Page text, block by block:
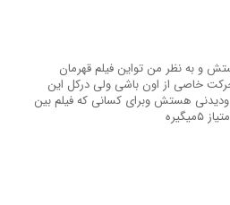
و به نظر من تواین فیلم قهرمان
خاصی از اون باشی ولی درکل این
ودیدنی هستش وبرای کسانی که فیلم بین